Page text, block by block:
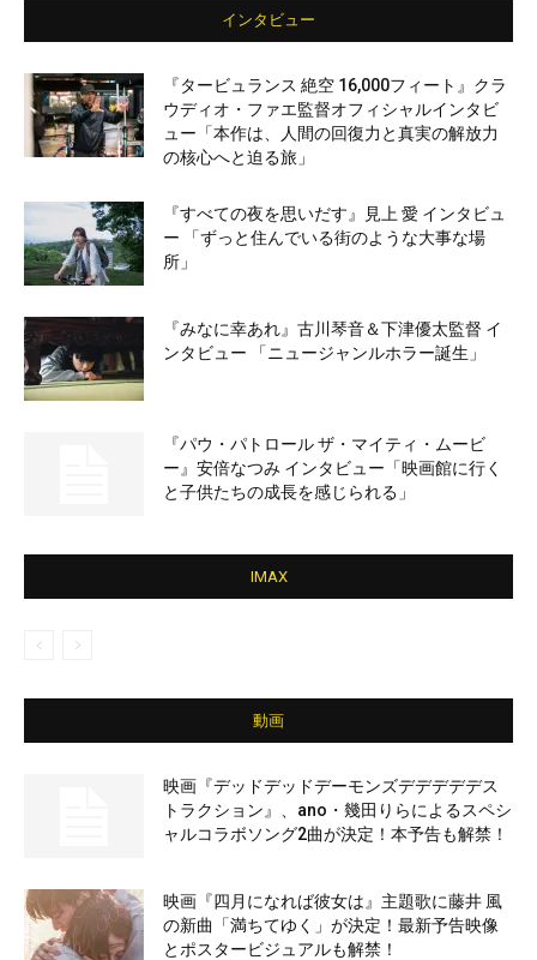
インタビュー
『タービュランス 絶空 16,000フィート』クラ
ウディオ・ファエ監督オフィシャルインタビ
ュー「本作は、人間の回復力と真実の解放力
の核心へと迫る旅」
『すべての夜を思いだす』見上 愛 インタビュ
ー 「ずっと住んでいる街のような大事な場
所」
『みなに幸あれ』古川琴音＆下津優太監督 イ
ンタビュー 「ニュージャンルホラー誕生」
『パウ・パトロール ザ・マイティ・ムービ
ー』安倍なつみ インタビュー「映画館に行く
と子供たちの成長を感じられる」
IMAX
動画
映画『デッドデッドデーモンズデデデデデス
トラクション』、ano・幾田りらによるスペシ
ャルコラボソング2曲が決定！本予告も解禁！
映画『四月になれば彼女は』主題歌に藤井 風
の新曲「満ちてゆく」が決定！最新予告映像
とポスタービジュアルも解禁！